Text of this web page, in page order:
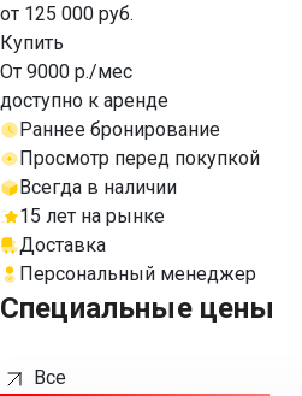
от 125 000 руб.
Купить
От 9000 р./мес
доступно к аренде
Раннее бронирование
Просмотр перед покупкой
Всегда в наличии
15 лет на рынке
Доставка
Персональный менеджер
Специальные цены
Все